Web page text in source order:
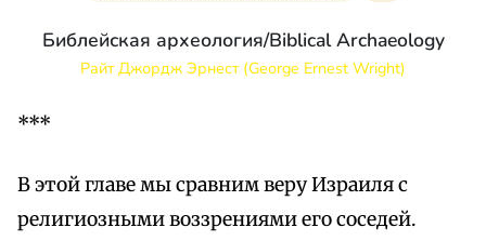
Библейская археология/Biblical Archaeology
Райт Джордж Эрнест (George Ernest Wright)
***
В этой главе мы сравним веру Израиля с
религиозными воззрениями его соседей.